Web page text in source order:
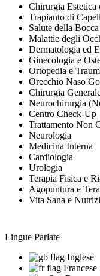
Chirurgia Estetica
Trapianto di
Salute della
Malattie degli
Dermatologia ed
Ginecologia e
Ortopedia e
Orecchio Naso
Chirurgia
Neurochirurgia
Centro Check-Up
Trattamento Non
Neurologia
Medicina Interna
Cardiologia
Urologia
Terapia Fisica e
Agopuntura e
Vita Sana e
Lingue Parlate
Inglese
Francese